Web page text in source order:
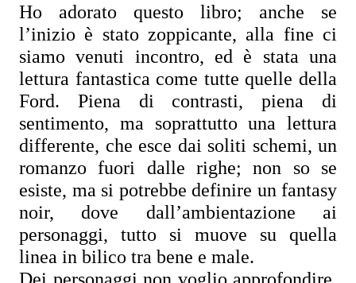
Ho adorato questo libro; anche se
l’inizio è stato zoppicante, alla fine ci
siamo venuti incontro, ed è stata una
lettura fantastica come tutte quelle della
Ford. Piena di contrasti, piena di
sentimento, ma soprattutto una lettura
differente, che esce dai soliti schemi, un
romanzo fuori dalle righe; non so se
esiste, ma si potrebbe definire un fantasy
noir, dove dall’ambientazione ai
personaggi, tutto si muove su quella
linea in bilico tra bene e male.